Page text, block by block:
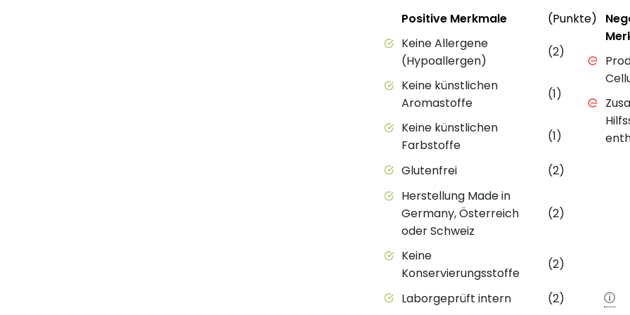
Positive Merkmale des Produkts mit
StatusPositive Merkmale (Punkte)
Keine Allergene
(Hypoallergen)
(2)
Keine künstlichen
Aromastoffe
(1)
Keine künstlichen
Farbstoffe
(1)
Glutenfrei
(2)
Herstellung Made in
Germany, Österreich
oder Schweiz
(2)
Keine
Konservierungsstoffe
(2)
Laborgeprüft intern (2) ⓘ
Status